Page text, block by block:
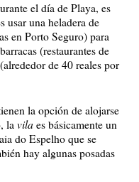
el día de Playa, es
usar una heladera de
en Porto Seguro) para
(restaurantes de
de 40 reales por
la opción de alojarse
la vila es básicamente un
do Espelho que se
hay algunas posadas